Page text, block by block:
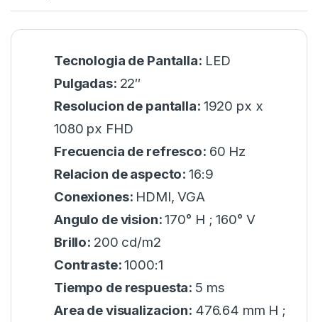
Tecnologia de Pantalla: LED
Pulgadas: 22″
Resolucion de pantalla: 1920 px x
1080 px FHD
Frecuencia de refresco: 60 Hz
Relacion de aspecto:16:9
Conexiones: HDMI, VGA
Angulo de vision:170° H ; 160° V
Brillo: 200 cd/m2
Contraste:1000:1
Tiempo de respuesta: 5 ms
Area de visualizacion: 476.64 mm H ;